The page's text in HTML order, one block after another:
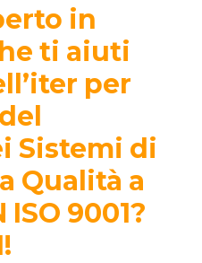
in
ti aiuti
per
Sistemi di
Qualità a
ISO 9001?